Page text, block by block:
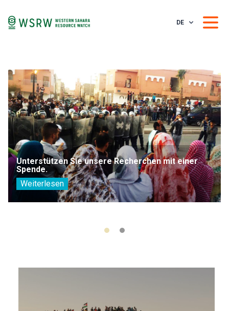
DE
Unterstützen Sie unsere Recherchen mit einer
Spende.
Weiterlesen